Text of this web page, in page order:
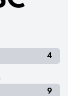
4
9